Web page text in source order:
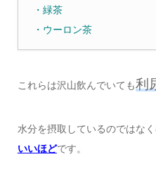
・緑茶
・ウーロン茶
これらは沢山飲んでいても利
水分を摂取しているのではな
いいほどです。